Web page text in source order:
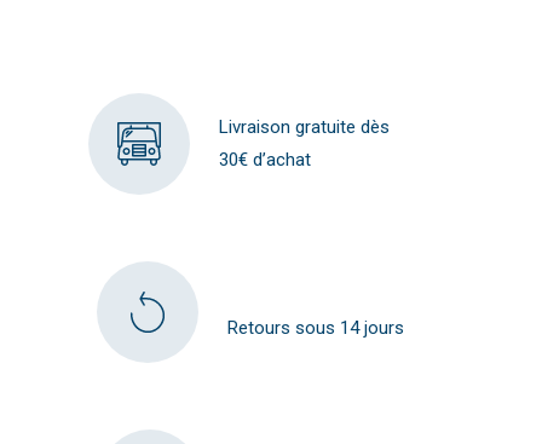
Livraison gratuite dès
30€ d’achat
Retours sous 14 jours